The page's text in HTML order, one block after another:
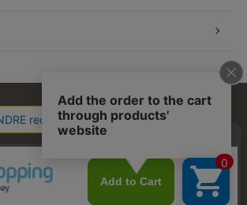
利用規約 会社概要 プライバシーポリシー
引・古物営業法に基づく表示 店舗リスト